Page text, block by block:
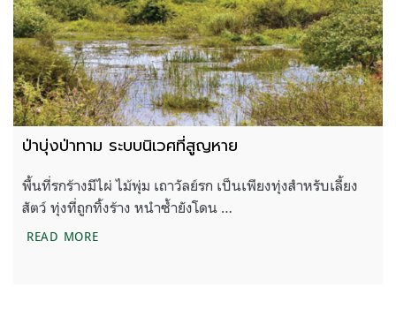
ป่าบุ่งป่าทาม ระบบนิเวศที่สูญหาย
พื้นที่รกร้างมีไผ่ ไม้พุ่ม เถาวัลย์รก เป็นเพียงทุ่งสำหรับเลี้ยง
สัตว์ ทุ่งที่ถูกทิ้งร้าง หนำซ้ำยังโดน …
READ MOREป่าบุ่งป่าทาม ระบบนิเวศที่สูญหาย